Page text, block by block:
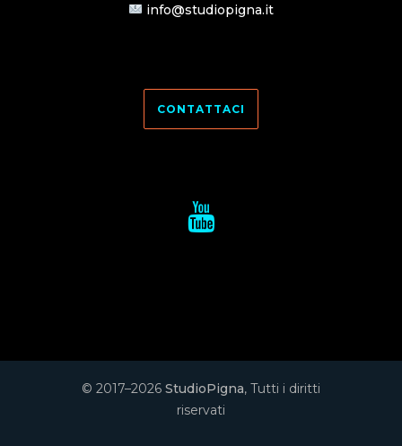
info@studiopigna.it
CONTATTACI
© 2017–2026 StudioPigna, Tutti i diritti
riservati